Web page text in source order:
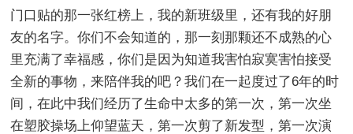
门口贴的那一张红榜上，我的新班级里，还有我的好朋
友的名字。你们不会知道的，那一刻那颗还不成熟的心
里充满了幸福感，你们是因为知道我害怕寂寞害怕接受
全新的事物，来陪伴我的吧？我们在一起度过了6年的时
间，在此中我们经历了生命中太多的第一次，第一次坐
在塑胶操场上仰望蓝天，第一次剪了新发型，第一次演